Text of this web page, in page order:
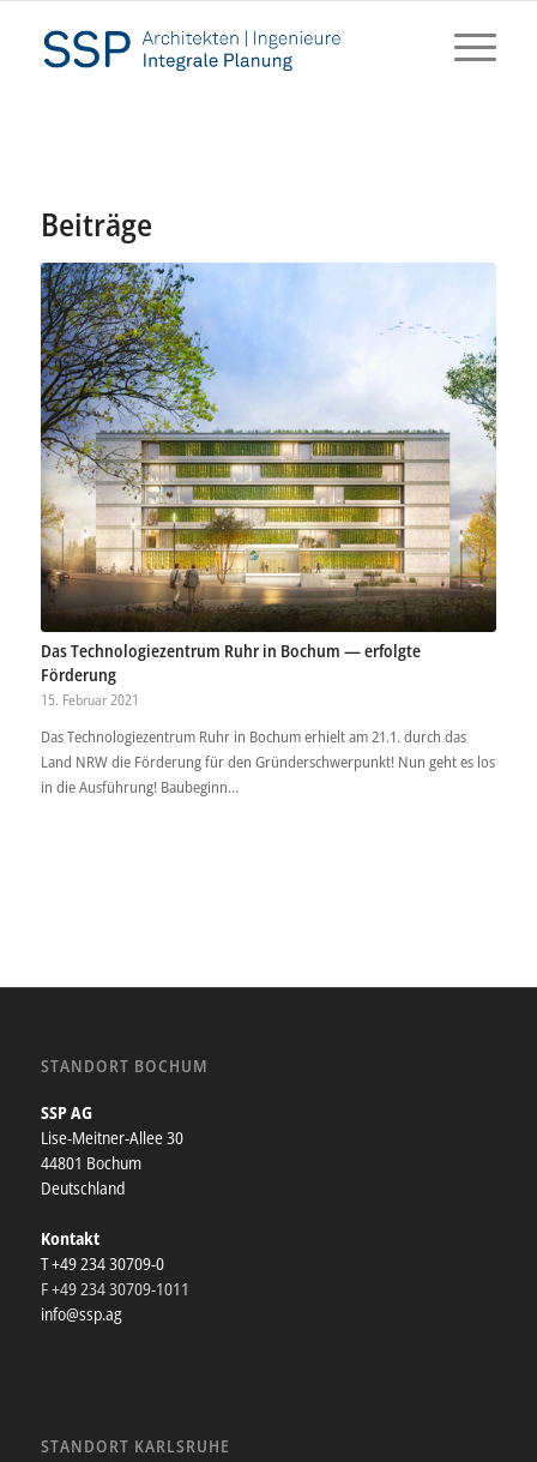
Beiträge
Das Technologiezentrum Ruhr in Bochum — erfolgte
Förderung
15. Februar 2021
Das Technologiezentrum Ruhr in Bochum erhielt am 21.1. durch das
Land NRW die Förderung für den Gründerschwerpunkt! Nun geht es los
in die Ausführung! Baubeginn…
STANDORT BOCHUM
SSP AG
Lise-Meitner-Allee 30
44801 Bochum
Deutschland
Kontakt
T +49 234 30709-0
F +49 234 30709-1011
info@ssp.ag
STANDORT KARLSRUHE